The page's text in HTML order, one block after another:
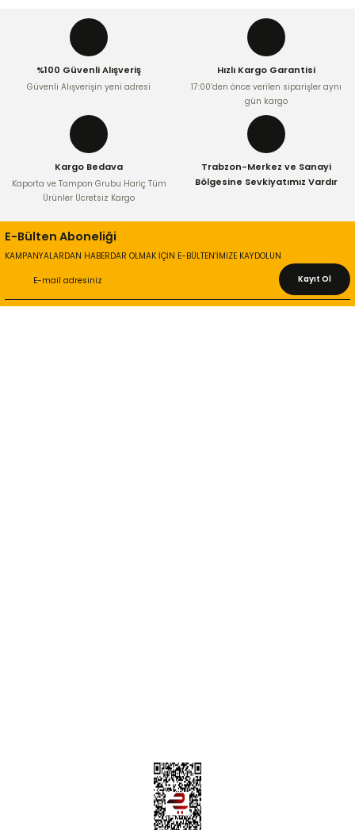
%100 Güvenli Alışveriş
Güvenli Alışverişin yeni adresi
Hızlı Kargo Garantisi
17:00’den önce verilen siparişler aynı
gün kargo
Kargo Bedava
Kaporta ve Tampon Grubu Hariç Tüm
Ürünler Ücretsiz Kargo
Trabzon-Merkez ve Sanayi
Bölgesine Sevkiyatımız Vardır
E-Bülten Aboneliği
KAMPANYALARDAN HABERDAR OLMAK İÇİN E-BÜLTEN’İMİZE KAYDOLUN
Kayıt Ol